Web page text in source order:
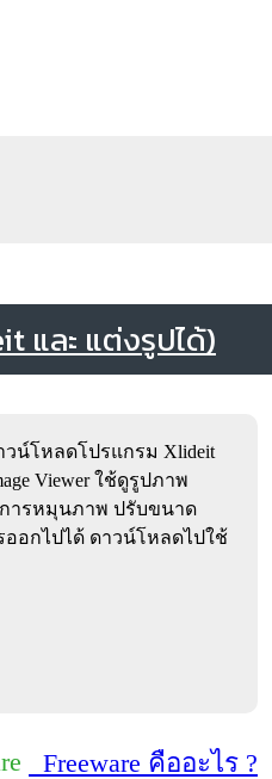
และ แต่งรูปได้)
วน์โหลดโปรแกรม Xlideit
Viewer ใช้ดูรูปภาพ
ารหมุนภาพ ปรับขนาด
อกไปได้ ดาวน์โหลดไปใช้
Freeware คืออะไร ?